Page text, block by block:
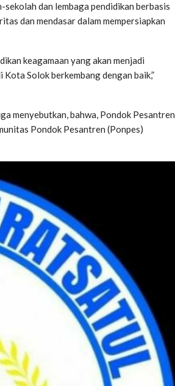
dan lembaga pendidikan berbasis
dan mendasar dalam mempersiapkan
keagamaan yang akan menjadi
Solok berkembang dengan baik,”
menyebutkan, bahwa, Pondok Pesantren
Pondok Pesantren (Ponpes)